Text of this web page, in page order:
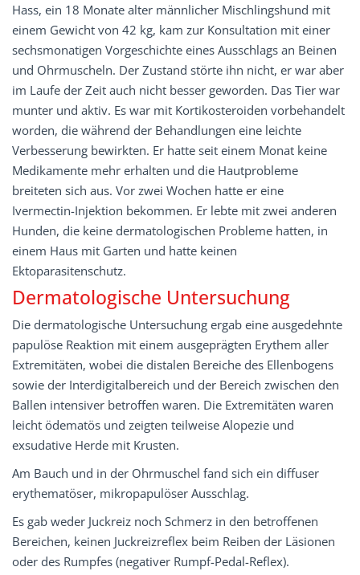
Hass, ein 18 Monate alter männlicher Mischlingshund mit
einem Gewicht von 42 kg, kam zur Konsultation mit einer
sechsmonatigen Vorgeschichte eines Ausschlags an Beinen
und Ohrmuscheln. Der Zustand störte ihn nicht, er war aber
im Laufe der Zeit auch nicht besser geworden. Das Tier war
munter und aktiv. Es war mit Kortikosteroiden vorbehandelt
worden, die während der Behandlungen eine leichte
Verbesserung bewirkten. Er hatte seit einem Monat keine
Medikamente mehr erhalten und die Hautprobleme
breiteten sich aus. Vor zwei Wochen hatte er eine
Ivermectin-Injektion bekommen. Er lebte mit zwei anderen
Hunden, die keine dermatologischen Probleme hatten, in
einem Haus mit Garten und hatte keinen
Ektoparasitenschutz.
Dermatologische Untersuchung
Die dermatologische Untersuchung ergab eine ausgedehnte
papulöse Reaktion mit einem ausgeprägten Erythem aller
Extremitäten, wobei die distalen Bereiche des Ellenbogens
sowie der Interdigitalbereich und der Bereich zwischen den
Ballen intensiver betroffen waren. Die Extremitäten waren
leicht ödematös und zeigten teilweise Alopezie und
exsudative Herde mit Krusten.
Am Bauch und in der Ohrmuschel fand sich ein diffuser
erythematöser, mikropapulöser Ausschlag.
Es gab weder Juckreiz noch Schmerz in den betroffenen
Bereichen, keinen Juckreizreflex beim Reiben der Läsionen
oder des Rumpfes (negativer Rumpf-Pedal-Reflex).